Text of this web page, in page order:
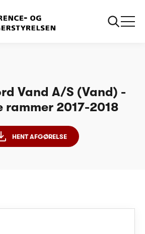
Vand A/S (Vand) -
rammer 2017-2018
HENT AFGØRELSE